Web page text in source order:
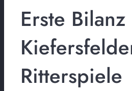
Erste Bilanz
Ritterspiele